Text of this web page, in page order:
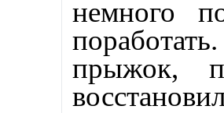
немного
прыжок,